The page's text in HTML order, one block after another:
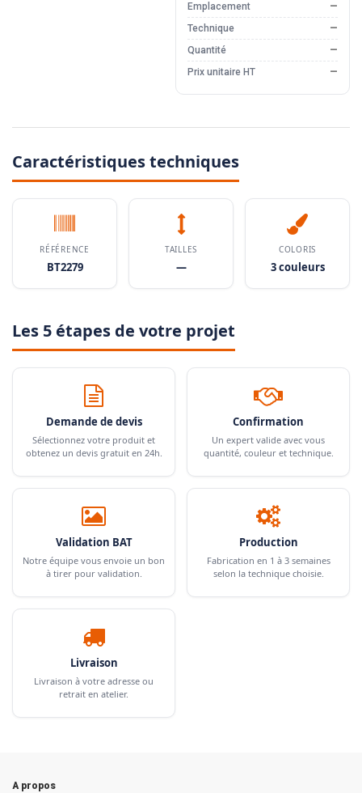
Emplacement
—
Technique
—
Quantité
—
Prix unitaire HT
—
Caractéristiques techniques
RÉFÉRENCE
BT2279
TAILLES
—
COLORIS
3 couleurs
Les 5 étapes de votre projet
Demande de devis
Sélectionnez votre produit et
obtenez un devis gratuit en 24h.
Confirmation
Un expert valide avec vous
quantité, couleur et technique.
Validation BAT
Notre équipe vous envoie un bon
à tirer pour validation.
Production
Fabrication en 1 à 3 semaines
selon la technique choisie.
Livraison
Livraison à votre adresse ou
retrait en atelier.
A propos